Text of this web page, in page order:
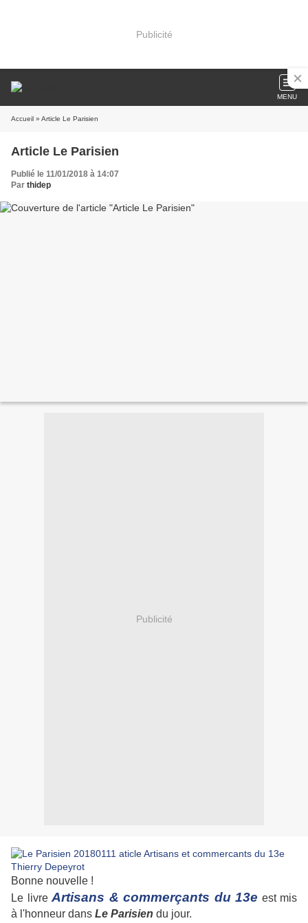
Publicité
MENU
Accueil » Article Le Parisien
Article Le Parisien
Publié le 11/01/2018 à 14:07
Par thidep
Publicité
Bonne nouvelle !
Le livre Artisans & commerçants du 13e est mis
à l'honneur dans Le Parisien du jour.